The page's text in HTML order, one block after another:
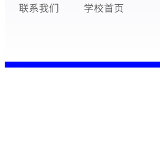
联系我们
学校首页